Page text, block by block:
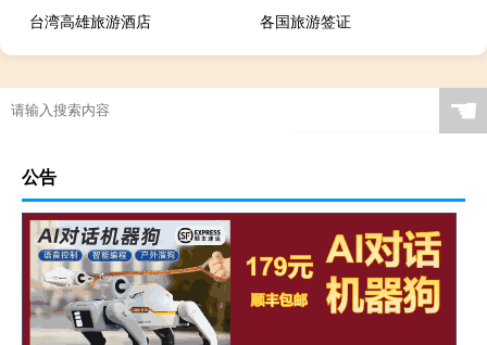
台湾高雄旅游酒店
各国旅游签证
☚
公告